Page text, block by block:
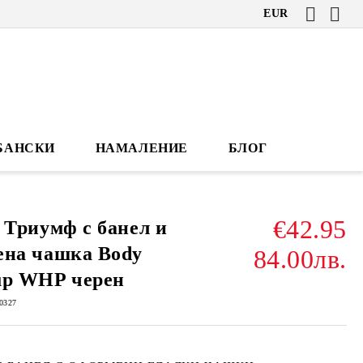
EUR
НАМАЛЕНИЕ БЛОГ
Триумф с банел и
чашка Body
WHP черен
€42.95
84.00лв.